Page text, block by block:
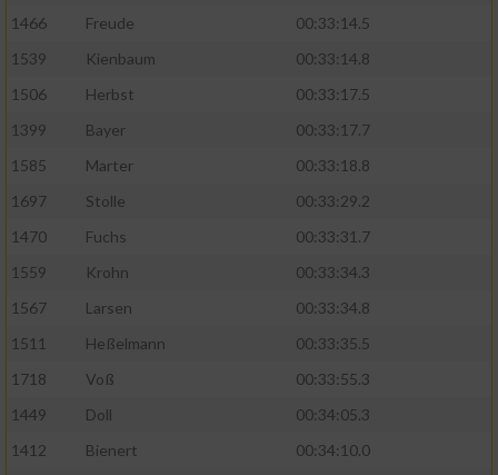
1466
Freude
00:33:14.5
1539
Kienbaum
00:33:14.8
1506
Herbst
00:33:17.5
1399
Bayer
00:33:17.7
1585
Marter
00:33:18.8
1697
Stolle
00:33:29.2
1470
Fuchs
00:33:31.7
1559
Krohn
00:33:34.3
1567
Larsen
00:33:34.8
1511
Heßelmann
00:33:35.5
1718
Voß
00:33:55.3
1449
Doll
00:34:05.3
1412
Bienert
00:34:10.0